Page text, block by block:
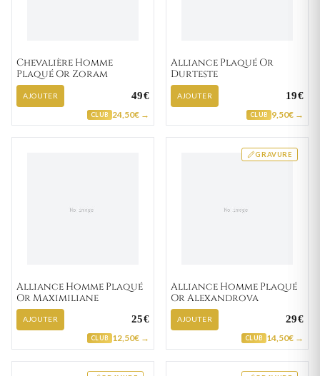
Chevalière Homme
Plaqué Or Zoram
AJOUTER 49€
CLUB 24,50€ →
Alliance Plaqué Or
Durteste
AJOUTER 19€
CLUB 9,50€ →
Alliance Homme Plaqué
Or Maximiliane
AJOUTER 25€
CLUB 12,50€ →
GRAVURE
Alliance Homme Plaqué
Or Alexandrova
AJOUTER 29€
CLUB 14,50€ →